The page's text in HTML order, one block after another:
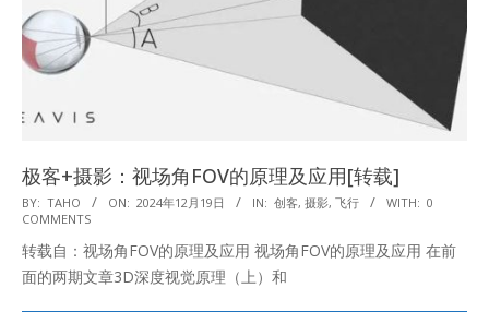
极客+摄影：视场角FOV的原理及应用[转载]
2024-
12-
19
BY: TAHO ON: 2024年12月19日 IN: 创客, 摄影, 飞行 WITH: 0
COMMENTS
转载自：视场角FOV的原理及应用 视场角FOV的原理及应用 在前
面的两期文章3D深度视觉原理（上）和